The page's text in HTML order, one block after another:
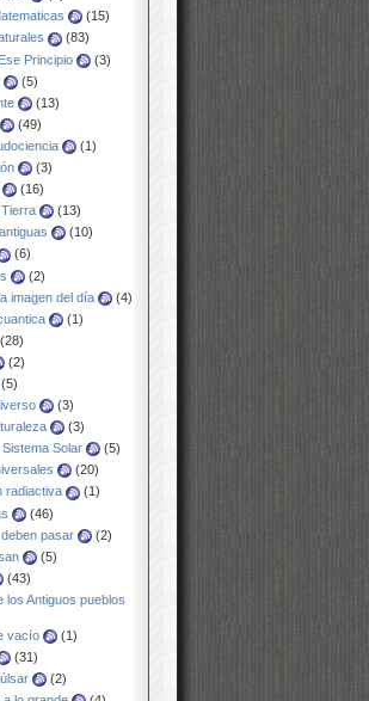
(15)
(83)
Principio
(3)
(5)
(13)
(49)
(1)
(3)
(16)
(13)
(10)
(6)
(2)
imagen del día
(4)
(1)
(28)
(2)
(5)
(3)
(3)
Solar
(5)
(20)
radiactiva
(1)
(46)
pasar
(2)
(5)
(43)
los Antiguos pueblos
vacío
(1)
(31)
(2)